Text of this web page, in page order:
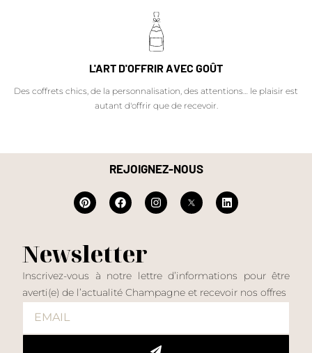
L'ART D'OFFRIR AVEC GOÛT
Des coffrets chics, de la personnalisation, des attentions… le plaisir est
autant d'offrir que de recevoir.
REJOIGNEZ-NOUS
Newsletter
Inscrivez-vous à notre lettre d’informations pour être
averti(e) de l’actualité Champagne et recevoir nos offres